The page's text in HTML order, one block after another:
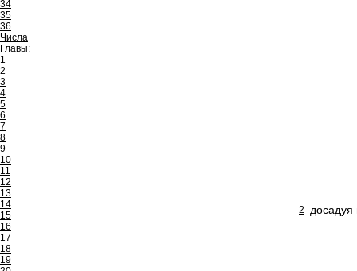
34
35
36
Числа
Главы:
1
2
3
4
5
6
7
8
9
10
11
12
13
14
15
16
17
18
19
2